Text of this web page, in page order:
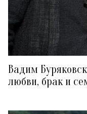
Вадим
любви, брак и